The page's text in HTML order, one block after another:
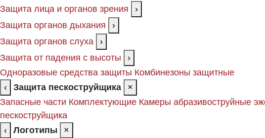
Защита лица и органов зрения
›
Защита органов дыхания
›
Защита органов слуха
›
Защита от падения с высоты
›
Одноразовые средства защиты Комбинезоны защитные
‹
Защита пескоструйщика
×
Запасные части Комплектующие Камеры абразивоструйные
пескоструйщика
‹
Логотипы
×